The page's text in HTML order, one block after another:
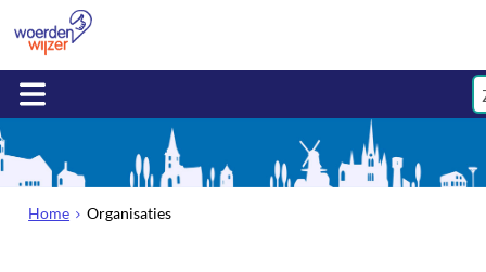
Home Organisaties